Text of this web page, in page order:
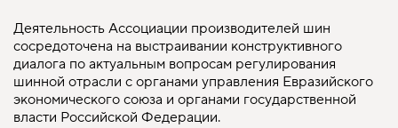
Деятельность Ассоциации производителей шин
сосредоточена на выстраивании конструктивного
диалога по актуальным вопросам регулирования
шинной отрасли с органами управления Евразийского
экономического союза и органами государственной
власти Российской Федерации.